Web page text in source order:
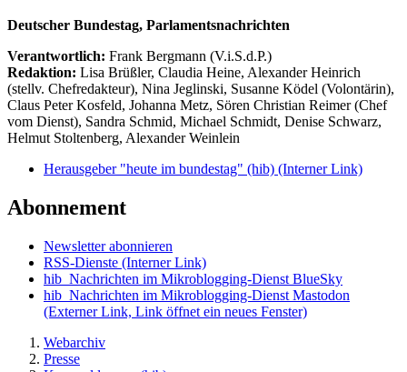
Deutscher Bundestag, Parlamentsnachrichten
Verantwortlich: Frank Bergmann (V.i.S.d.P.)
Redaktion: Lisa Brüßler, Claudia Heine, Alexander Heinrich
(stellv. Chefredakteur), Nina Jeglinski, Susanne Ködel (Volontärin),
Claus Peter Kosfeld, Johanna Metz, Sören Christian Reimer (Chef
vom Dienst), Sandra Schmid, Michael Schmidt, Denise Schwarz,
Helmut Stoltenberg, Alexander Weinlein
Herausgeber "heute im bundestag" (hib) (Interner Link)
Abonnement
Newsletter abonnieren
RSS-Dienste (Interner Link)
hib_Nachrichten im Mikroblogging-Dienst BlueSky
hib_Nachrichten im Mikroblogging-Dienst Mastodon
(Externer Link, Link öffnet ein neues Fenster)
Webarchiv
Presse